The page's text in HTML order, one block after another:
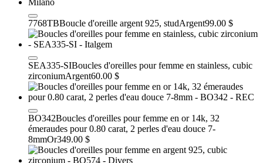
7768TBBoucle d'oreille argent 925, studArgent99.00 $
SEA335-SIBoucles d'oreilles pour femme en stainless, cubic
zirconiumArgent60.00 $
BO342Boucles d'oreilles pour femme en or 14k, 32
émeraudes pour 0.80 carat, 2 perles d'eau douce 7-
8mmOr349.00 $